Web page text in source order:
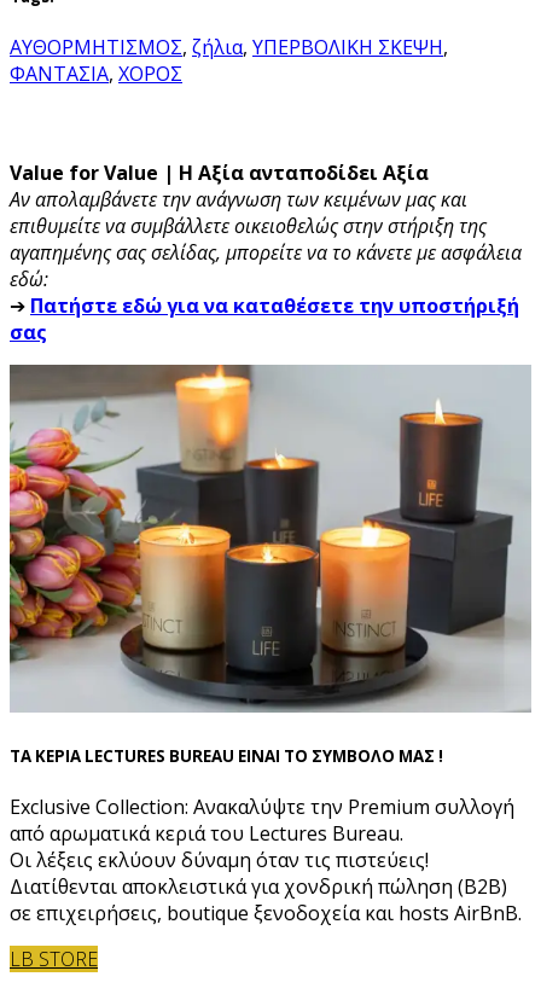
ΑΥΘΟΡΜΗΤΙΣΜΟΣ, ζήλια, ΥΠΕΡΒΟΛΙΚΗ ΣΚΕΨΗ,
ΦΑΝΤΑΣΙΑ, ΧΟΡΟΣ
Value for Value | Η Αξία ανταποδίδει Αξία
Αν απολαμβάνετε την ανάγνωση των κειμένων μας και
επιθυμείτε να συμβάλλετε οικειοθελώς στην στήριξη της
αγαπημένης σας σελίδας, μπορείτε να το κάνετε με ασφάλεια
εδώ:
➔ Πατήστε εδώ για να καταθέσετε την υποστήριξή
σας
ΤΑ ΚΕΡΙΑ LECTURES BUREAU ΕΙΝΑΙ ΤΟ ΣΥΜΒΟΛΟ ΜΑΣ !
Exclusive Collection: Ανακαλύψτε την Premium συλλογή
από αρωματικά κεριά του Lectures Bureau.
Οι λέξεις εκλύουν δύναμη όταν τις πιστεύεις!
Διατίθενται αποκλειστικά για χονδρική πώληση (B2B)
σε επιχειρήσεις, boutique ξενοδοχεία και hosts AirBnB.
LB STORE